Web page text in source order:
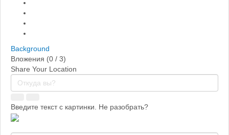
Background
Вложения (0 / 3)
Share Your Location
Введите текст с картинки. Не разобрать?